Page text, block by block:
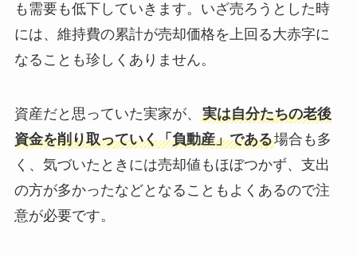
も需要も低下していきます。いざ売ろうとした時
には、維持費の累計が売却価格を上回る大赤字に
なることも珍しくありません。
資産だと思っていた実家が、 実は自分たちの老後
資金を削り取っていく「負動産」である場合も多
く、気づいたときには売却値もほぼつかず、支出
の方が多かったなどとなることもよくあるので注
意が必要です。